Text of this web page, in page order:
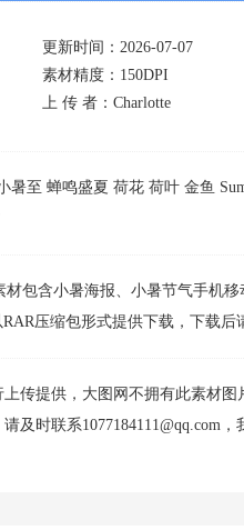
更新时间：2026-07-07
素材精度：150DPI
上 传 者：Charlotte
暑至 蝉鸣盛夏 荷花 荷叶 金鱼
包含小暑海报、小暑节气手机
压缩包形式提供下载，下载后
传提供，大图网不拥有此素材
及时联系1077184111@qq.com